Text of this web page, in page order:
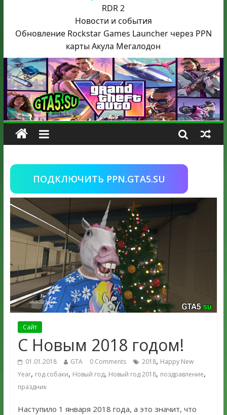
RDR 2
Новости и события
Обновление Rockstar Games Launcher через PPN
карты Акула Мегалодон
ПОДКЛЮЧИТЬ PPN.GTA5.SU
Сайт
С Новым 2018 годом!
01.01.2018 GTA 0 Comments 2018, Happy New
Year, год собаки, Новый год, Новый год 2018, поздравление,
праздник
Наступило 1 января 2018 года, а это значит, что